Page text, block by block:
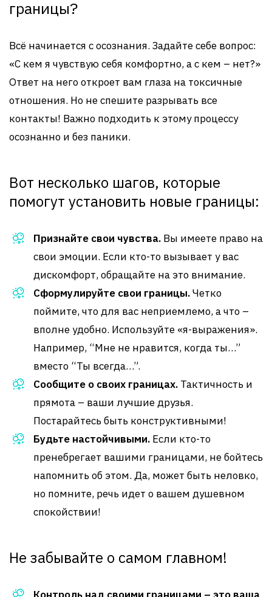
границы?
Всё начинается с осознания. Задайте себе вопрос:
«С кем я чувствую себя комфортно, а с кем – нет?»
Ответ на него откроет вам глаза на токсичные
отношения. Но не спешите разрывать все
контакты! Важно подходить к этому процессу
осознанно и без паники.
Вот несколько шагов, которые
помогут установить новые границы:
Признайте свои чувства. Вы имеете право на
свои эмоции. Если кто-то вызывает у вас
дискомфорт, обращайте на это внимание.
Сформулируйте свои границы.Четко
поймите, что для вас неприемлемо, а что –
вполне удобно. Используйте «я-выражения».
Например, “Мне не нравится, когда ты…”
вместо “Ты всегда…”.
Сообщите о своих границах. Тактичность и
прямота – ваши лучшие друзья.
Постарайтесь быть конструктивными!
Будьте настойчивыми. Если кто-то
пренебрегает вашими границами, не бойтесь
напомнить об этом. Да, может быть неловко,
но помните, речь идет о вашем душевном
спокойствии!
Не забывайте о самом главном!